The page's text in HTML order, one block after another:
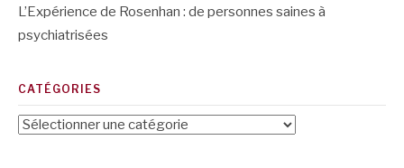
L’Expérience de Rosenhan : de personnes saines à
psychiatrisées
CATÉGORIES
Catégories